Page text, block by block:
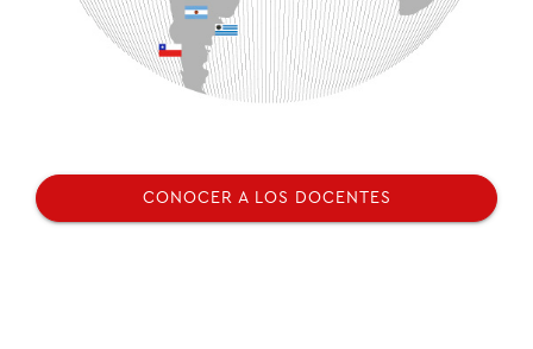
CONOCER A LOS DOCENTES